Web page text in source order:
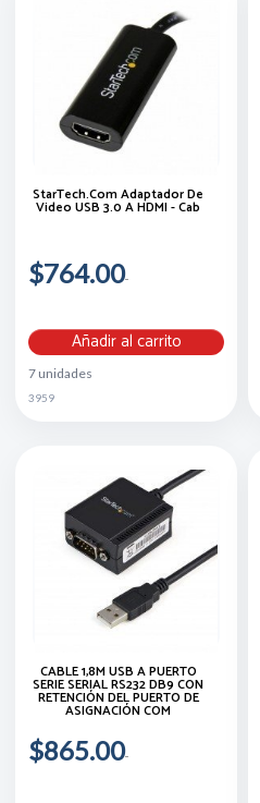
StarTech.com Adaptador De
Video USB 3.0 A HDMI - Cab
$764.00
Añadir al carrito
7 unidades
3959
CABLE 1,8M USB A PUERTO
SERIE SERIAL RS232 DB9 CON
RETENCIÓN DEL PUERTO DE
ASIGNACIÓN COM
$865.00